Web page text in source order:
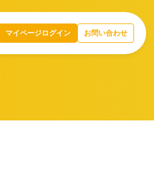
マイページログイン お問い合わせ